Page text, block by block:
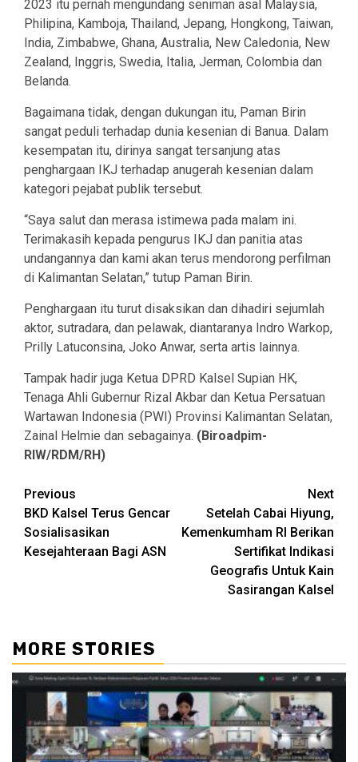
2023 itu pernah mengundang seniman asal Malaysia,
Philipina, Kamboja, Thailand, Jepang, Hongkong, Taiwan,
India, Zimbabwe, Ghana, Australia, New Caledonia, New
Zealand, Inggris, Swedia, Italia, Jerman, Colombia dan
Belanda.
Bagaimana tidak, dengan dukungan itu, Paman Birin
sangat peduli terhadap dunia kesenian di Banua. Dalam
kesempatan itu, dirinya sangat tersanjung atas
penghargaan IKJ terhadap anugerah kesenian dalam
kategori pejabat publik tersebut.
“Saya salut dan merasa istimewa pada malam ini.
Terimakasih kepada pengurus IKJ dan panitia atas
undangannya dan kami akan terus mendorong perfilman
di Kalimantan Selatan,” tutup Paman Birin.
Penghargaan itu turut disaksikan dan dihadiri sejumlah
aktor, sutradara, dan pelawak, diantaranya Indro Warkop,
Prilly Latuconsina, Joko Anwar, serta artis lainnya.
Tampak hadir juga Ketua DPRD Kalsel Supian HK,
Tenaga Ahli Gubernur Rizal Akbar dan Ketua Persatuan
Wartawan Indonesia (PWI) Provinsi Kalimantan Selatan,
Zainal Helmie dan sebagainya. (Biroadpim-
RIW/RDM/RH)
Continue
Reading
Previous
BKD Kalsel Terus Gencar
Sosialisasikan
Kesejahteraan Bagi ASN
Next
Setelah Cabai Hiyung,
Kemenkumham RI Berikan
Sertifikat Indikasi
Geografis Untuk Kain
Sasirangan Kalsel
MORE STORIES